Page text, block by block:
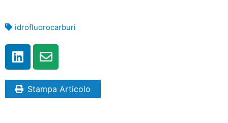
idrofluorocarburi
Stampa Articolo